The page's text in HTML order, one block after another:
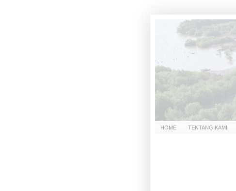
HOME TENTANG KAMI